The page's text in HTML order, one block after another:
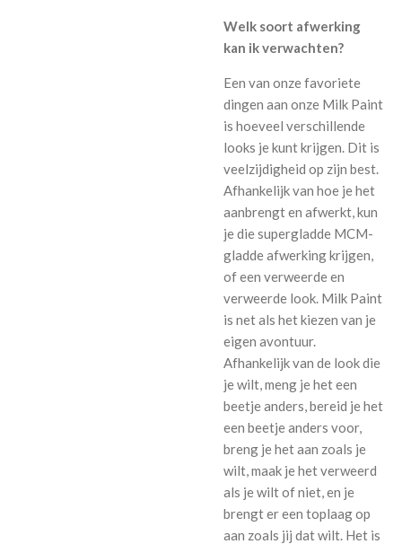
Welk soort afwerking
kan ik verwachten?
Een van onze favoriete
dingen aan onze Milk Paint
is hoeveel verschillende
looks je kunt krijgen. Dit is
veelzijdigheid op zijn best.
Afhankelijk van hoe je het
aanbrengt en afwerkt, kun
je die supergladde MCM-
gladde afwerking krijgen,
of een verweerde en
verweerde look. Milk Paint
is net als het kiezen van je
eigen avontuur.
Afhankelijk van de look die
je wilt, meng je het een
beetje anders, bereid je het
een beetje anders voor,
breng je het aan zoals je
wilt, maak je het verweerd
als je wilt of niet, en je
brengt er een toplaag op
aan zoals jij dat wilt. Het is